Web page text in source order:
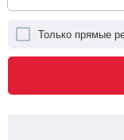
Только прямые